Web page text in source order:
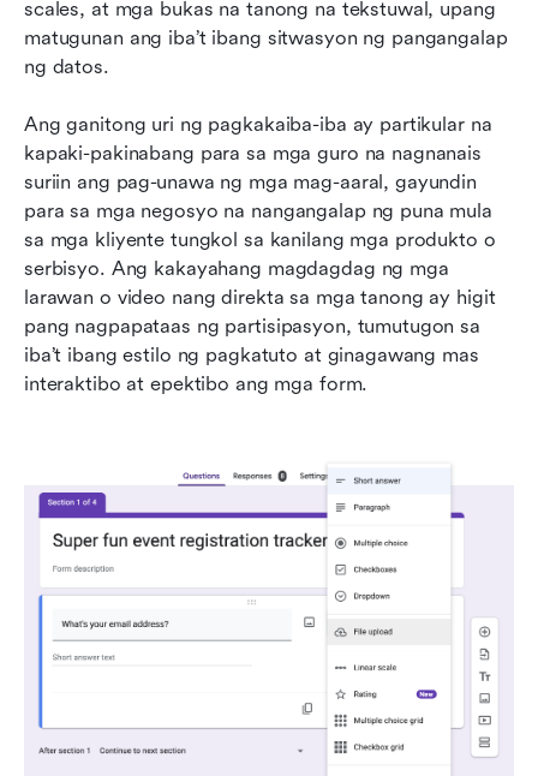
scales, at mga bukas na tanong na tekstuwal, upang
matugunan ang iba’t ibang sitwasyon ng pangangalap
ng datos.
Ang ganitong uri ng pagkakaiba-iba ay partikular na
kapaki-pakinabang para sa mga guro na nagnanais
suriin ang pag-unawa ng mga mag-aaral, gayundin
para sa mga negosyo na nangangalap ng puna mula
sa mga kliyente tungkol sa kanilang mga produkto o
serbisyo. Ang kakayahang magdagdag ng mga
larawan o video nang direkta sa mga tanong ay higit
pang nagpapataas ng partisipasyon, tumutugon sa
iba’t ibang estilo ng pagkatuto at ginagawang mas
interaktibo at epektibo ang mga form.